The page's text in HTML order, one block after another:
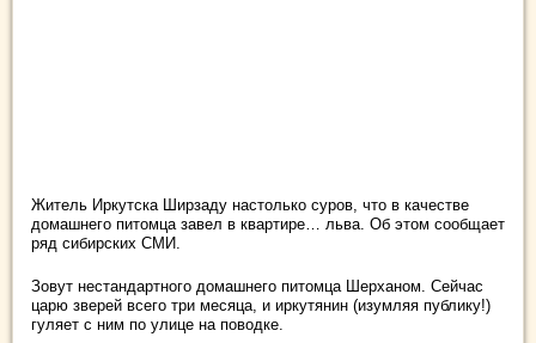
Житель Иркутска Ширзаду настолько суров, что в качестве
домашнего питомца завел в квартире… льва. Об этом сообщает
ряд сибирских СМИ.
Зовут нестандартного домашнего питомца Шерханом. Сейчас
царю зверей всего три месяца, и иркутянин (изумляя публику!)
гуляет с ним по улице на поводке.